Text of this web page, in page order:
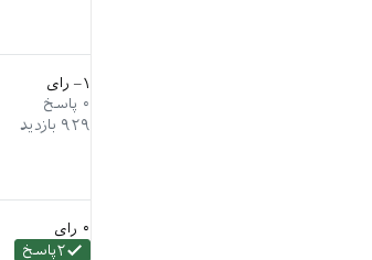
–۱ رای
۰ پاسخ
۹۲۹ بازدید
۰ رای
۲پاسخ